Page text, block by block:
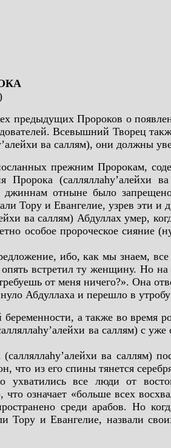
предыдущих Пророков о
Всевышний Творец
ва саллям), они должны
прежним Пророкам,
Пророка (салляллаhу’алейхи
джиннам отныне было
Тору и Евангелие, узрев эти и
ва саллям) Абдуллах умер,
особое пророческое
ибо, как мы знаем,
встретил ту женщину. Но на
от меня ничего?». Она
Абдуллаха и перешло в
беременности, а также во
ва саллям) с
ва саллям)
что из его спины тянется
ухватились все люди от
что означает «больше всех
среди арабов. Но
Тору и Евангелие, назвали